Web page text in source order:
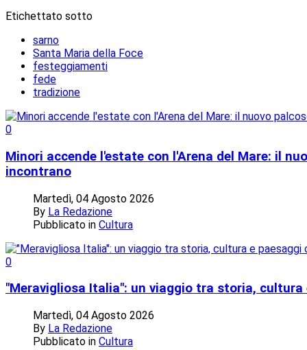
Etichettato sotto
sarno
Santa Maria della Foce
festeggiamenti
fede
tradizione
0
Minori accende l'estate con l'Arena del Mare: il
incontrano
Martedì, 04 Agosto 2026
By La Redazione
Pubblicato in Cultura
0
"Meravigliosa Italia": un viaggio tra storia,
Martedì, 04 Agosto 2026
By La Redazione
Pubblicato in Cultura